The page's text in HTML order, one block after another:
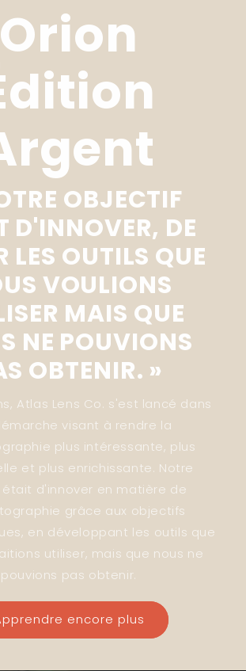
Orion
OBJECTIF
D'INNOVER, DE
LES OUTILS QUE
VOULIONS
MAIS QUE
NE POUVIONS
OBTENIR. »
Atlas Lens Co. s'est lancé dans
visant à rendre la
plus intéressante, plus
et plus enrichissante. Notre
d'innover en matière de
grâce aux objectifs
en développant les outils que
utiliser, mais que nous ne
pouvions pas obtenir.
encore plus